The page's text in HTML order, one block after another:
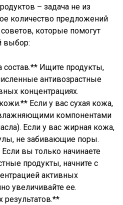
– задача не из
количество предложений
которые помогут
выбор:
состав.** Ищите продукты,
антивозрастные
концентрациях.
Если у вас сухая кожа,
компонентами
Если у вас жирная кожа,
не забивающие поры.
вы только начинаете
продукты, начните с
активных
увеличивайте ее.